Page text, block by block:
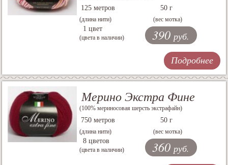
125 метров
(длина нити)
50 г
(вес мотка)
1 цвет
(цвета в наличии) 390 руб.
Подробнее
Мерино Экстра Фине
(100% мериносовая шерсть экстрафайн)
750 метров
(длина нити)
50 г
(вес мотка)
8 цветов
(цвета в наличии) 360 руб.